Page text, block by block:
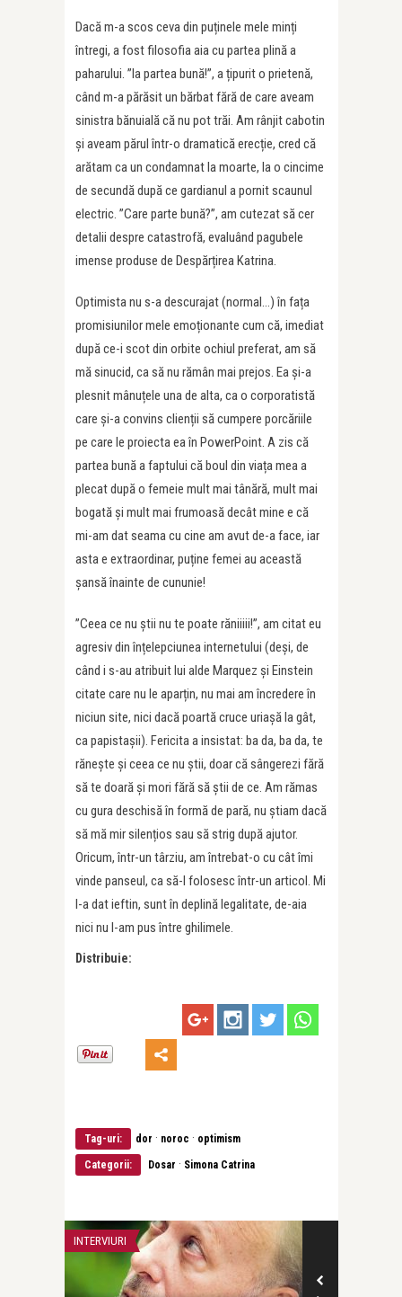
Dacă m-a scos ceva din puținele mele minți
întregi, a fost filosofia aia cu partea plină a
paharului. ”Ia partea bună!”, a țipurit o prietenă,
când m-a părăsit un bărbat fără de care aveam
sinistra bănuială că nu pot trăi. Am rânjit cabotin
și aveam părul într-o dramatică erecție, cred că
arătam ca un condamnat la moarte, la o cincime
de secundă după ce gardianul a pornit scaunul
electric. ”Care parte bună?”, am cutezat să cer
detalii despre catastrofă, evaluând pagubele
imense produse de Despărțirea Katrina.
Optimista nu s-a descurajat (normal…) în fața
promisiunilor mele emoționante cum că, imediat
după ce-i scot din orbite ochiul preferat, am să
mă sinucid, ca să nu rămân mai prejos. Ea și-a
plesnit mânuțele una de alta, ca o corporatistă
care și-a convins clienții să cumpere porcăriile
pe care le proiecta ea în PowerPoint. A zis că
partea bună a faptului că boul din viața mea a
plecat după o femeie mult mai tânără, mult mai
bogată și mult mai frumoasă decât mine e că
mi-am dat seama cu cine am avut de-a face, iar
asta e extraordinar, puține femei au această
șansă înainte de cununie!
”Ceea ce nu știi nu te poate răniiiii!”, am citat eu
agresiv din înțelepciunea internetului (deși, de
când i s-au atribuit lui alde Marquez și Einstein
citate care nu le aparțin, nu mai am încredere în
niciun site, nici dacă poartă cruce uriașă la gât,
ca papistașii). Fericita a insistat: ba da, ba da, te
rănește și ceea ce nu știi, doar că sângerezi fără
să te doară și mori fără să știi de ce. Am rămas
cu gura deschisă în formă de pară, nu știam dacă
să mă mir silențios sau să strig după ajutor.
Oricum, într-un târziu, am întrebat-o cu cât îmi
vinde panseul, ca să-l folosesc într-un articol. Mi
l-a dat ieftin, sunt în deplină legalitate, de-aia
nici nu l-am pus între ghilimele.
Distribuie:
Tag-uri: dor · noroc · optimism
Categorii: Dosar · Simona Catrina
INTERVIURI